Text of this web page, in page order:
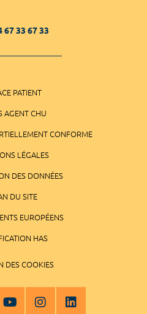
67 33 67 33
PATIENT
AGENT CHU
CONFORME
LÉGALES
DES DONNÉES
DU SITE
EUROPÉENS
HAS
DES COOKIES